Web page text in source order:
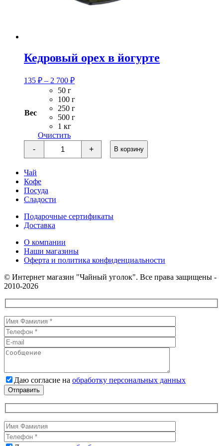
Кедровый орех в йогурте
135 ₽ – 2 700 ₽Диапазон
135 ₽
–
2
Вес
50 г
100 г
250 г
500 г
1 кг
Очистить
-
Количество
товара
Кедровый
+ В корзину
Чай
Кофе
Посуда
Сладости
Подарочные сертификаты
Доставка
О компании
Наши магазины
Оферта и политика конфиденциальности
© Интернет магазин "Чайный уголок". Все права защищены -
2010-2026
Даю согласие на обработку персональных данных